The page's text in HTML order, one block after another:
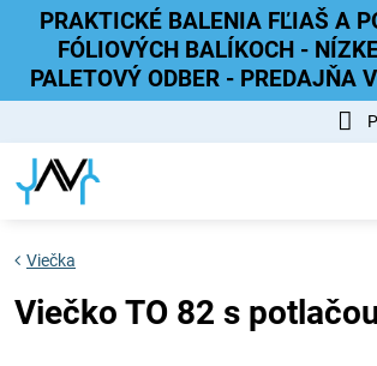
PRAKTICKÉ BALENIA FĽIAŠ A
FÓLIOVÝCH BALÍKOCH -
PALETOVÝ ODBER - PREDAJŇA
Viečka
Viečko TO 82 s